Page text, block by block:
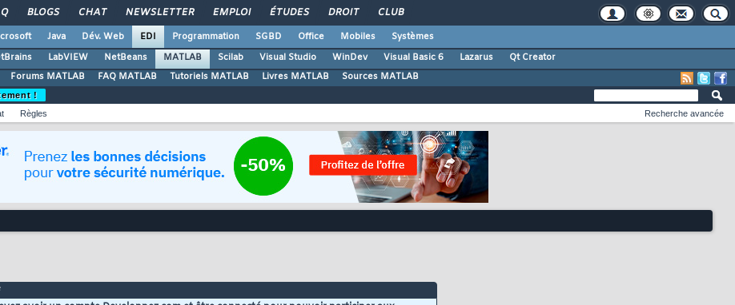
BLOGS CHAT NEWSLETTER EMPLOI ÉTUDES DROIT CLUB
Java Dév. Web EDI Programmation SGBD Office Mobiles
Systèmes
LabVIEW NetBeans MATLAB Scilab Visual Studio WinDev Visual Basic 6 Lazarus
Qt Creator
Forums MATLAB FAQ MATLAB Tutoriels MATLAB Livres MATLAB Sources MATLAB
!
Règles Recherche avancée